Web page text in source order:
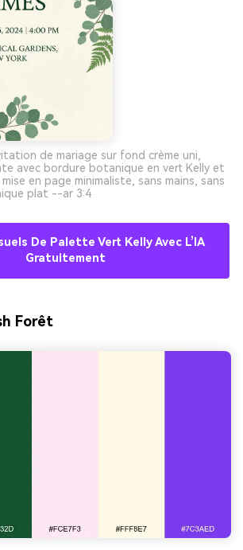
de mariage sur fond crème uni,
avec bordure botanique en vert Kelly et
en page minimaliste, sans mains, sans
plat --ar 3:4
De Palette Vert Kelly Avec L’IA
Gratuitement
Forêt